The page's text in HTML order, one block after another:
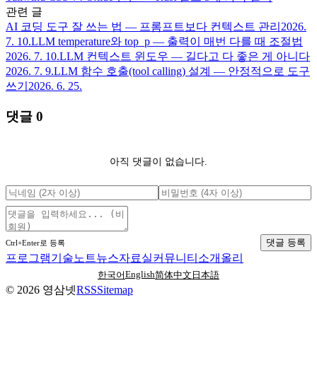
관련 글
AI 코딩 도구 잘 쓰는 법 — 프롬프트보다 컨텍스트 관리 2026.
7. 10.LLM temperature와 top_p — 출력이 매번 다를 때 조절법
2026. 7. 10.LLM 컨텍스트 윈도우 — 길다고 다 좋은 게 아니다
2026. 7. 9.LLM 함수 호출(tool calling) 설계 — 안정적으로 도구
쓰기 2026. 6. 25.
댓글 0
아직 댓글이 없습니다.
Ctrl+Enter로 등록 댓글 등록
프로그램기술노트뉴스자료실커뮤니티 소개 올리
한국어English简体中文 日本語
© 2026 영삼넷RSSSitemap